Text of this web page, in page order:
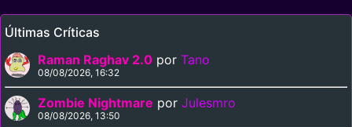
Últimas Críticas
Raman Raghav 2.0 por Tano
08/08/2026, 16:32
Zombie Nightmare por Julesmro
08/08/2026, 13:50